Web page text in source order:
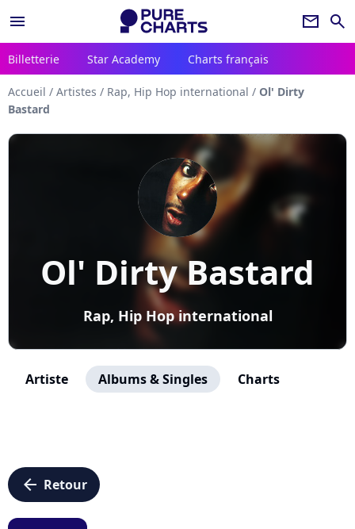
menu newsletter search
Billetterie Star Academy Charts français
Accueil / Artistes / Rap, Hip Hop international / Ol' Dirty
Bastard
Ol' Dirty Bastard
Rap, Hip Hop international
Artiste Albums & Singles Charts
arrow_left Retour